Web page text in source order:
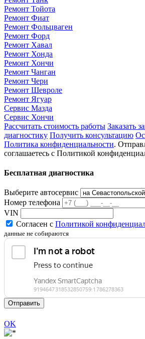
Ремонт Тойота
Ремонт Фиат
Ремонт Фольцваген
Ремонт Форд
Ремонт Хавал
Ремонт Хонда
Ремонт Хончи
Ремонт Чанган
Ремонт Чери
Ремонт Шевроле
Ремонт Ягуар
Сервис Мазда
Сервис Хончи
Рассчитать стоимость работы Заказать
диагностику Получить консультацию
Политика конфиденциальности.
соглашаетесь с Политикой
Бесплатная диагностика
Выберите автосервис
Номер телефона
VIN
Согласен с Политикой
данные не собираются
Отправить
OK